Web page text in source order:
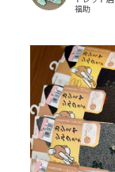
福助